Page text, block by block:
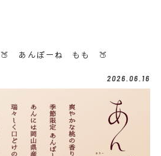
🍑 あんぽーね もも 🍑
2026.06.16